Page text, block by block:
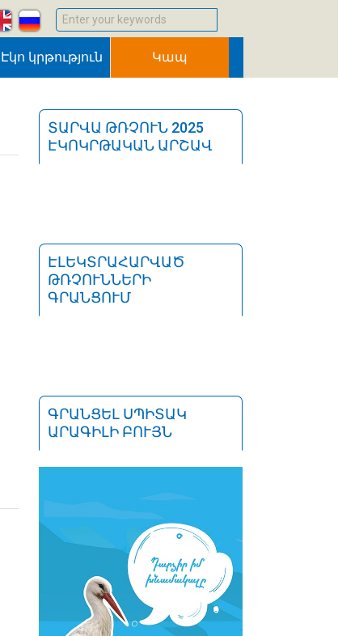
Enter your keywords
Էկո կրթություն Կապ
ՏԱՐՎԱ ԹՌՉՈՒՆ 2025
ԷԿՈԿՐԹԱԿԱՆ ԱՐՇԱՎ
ԷԼԵԿՏՐԱՀԱՐՎԱԾ
ԹՌՉՈՒՆՆԵՐԻ
ԳՐԱՆՑՈՒՄ
ԳՐԱՆՑԵԼ ՍՊԻՏԱԿ
ԱՐԱԳԻԼԻ ԲՈՒՅՆ